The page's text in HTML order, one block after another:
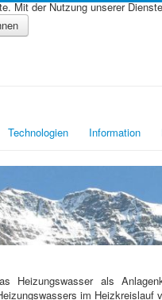
Technologien Information
Heizungswasser als
im
Mit der Nutzung unserer